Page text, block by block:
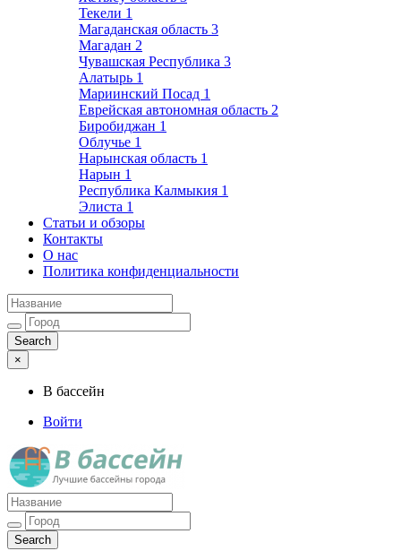
Текели 1
Магаданская область 3
Магадан 2
Чувашская Республика 3
Алатырь 1
Мариинский Посад 1
Еврейская автономная область 2
Биробиджан 1
Облучье 1
Нарынская область 1
Нарын 1
Республика Калмыкия 1
Элиста 1
Статьи и обзоры
Контакты
О нас
Политика конфиденциальности
×
В бассейн
Войти
Лучшие бассейны города